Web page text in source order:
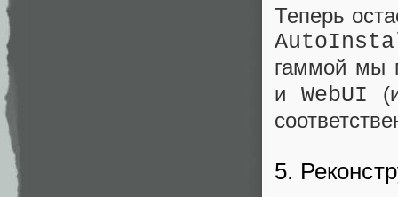
Теперь
гаммой мы
и WebUI
5.